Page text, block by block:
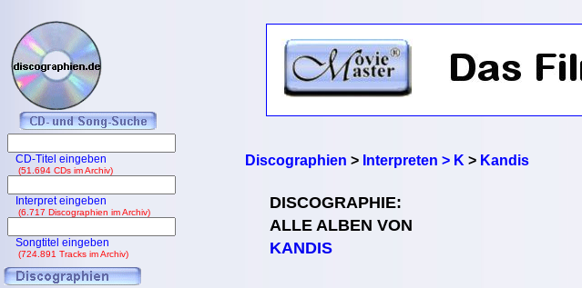
Discographien > Interpreten > K > Kandis
DISCOGRAPHIE:
ALLE ALBEN VON
KANDIS
CD-Titel eingeben
(51.694 CDs im Archiv)
Interpret eingeben
(6.717 Discographien im Archiv)
Songtitel eingeben
(724.891 Tracks im Archiv)